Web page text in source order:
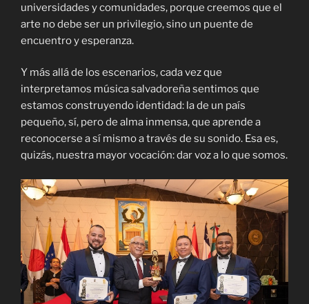
universidades y comunidades, porque creemos que el
arte no debe ser un privilegio, sino un puente de
encuentro y esperanza.
Y más allá de los escenarios, cada vez que
interpretamos música salvadoreña sentimos que
estamos construyendo identidad: la de un país
pequeño, sí, pero de alma inmensa, que aprende a
reconocerse a sí mismo a través de su sonido. Esa es,
quizás, nuestra mayor vocación: dar voz a lo que somos.